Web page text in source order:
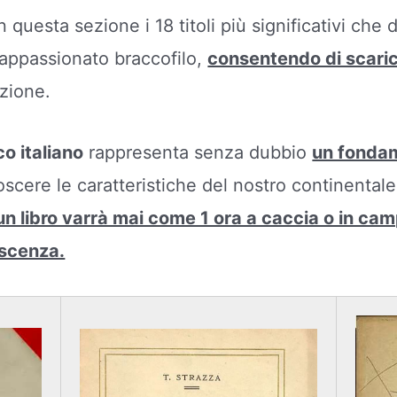
questa sezione i 18 titoli più significativi che
braccofilo,consentendo di
italiano rappresenta senza dubbio un
le caratteristiche del nostro
libro varrà mai come 1 ora a caccia o in